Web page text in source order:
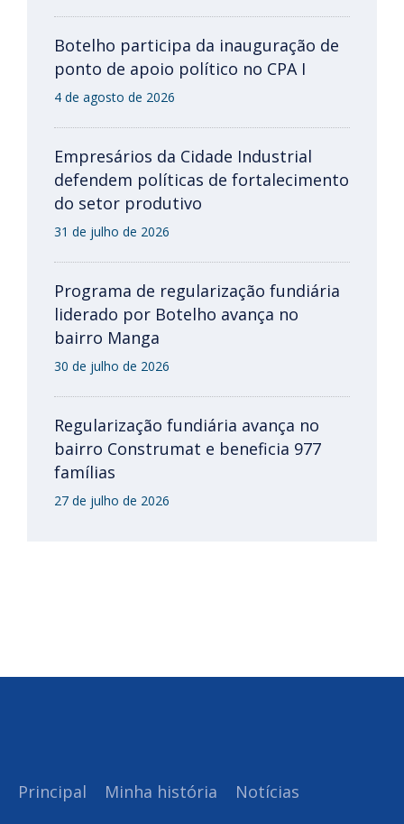
Botelho participa da inauguração de
ponto de apoio político no CPA I
4 de agosto de 2026
Empresários da Cidade Industrial
defendem políticas de fortalecimento
do setor produtivo
31 de julho de 2026
Programa de regularização fundiária
liderado por Botelho avança no
bairro Manga
30 de julho de 2026
Regularização fundiária avança no
bairro Construmat e beneficia 977
famílias
27 de julho de 2026
Principal Minha história Notícias